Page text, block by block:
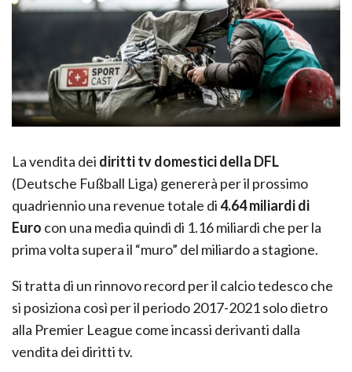
La vendita dei diritti tv domestici della DFL
(Deutsche Fußball Liga) genererà per il prossimo
quadriennio una revenue totale di4.64 miliardi di
Euro con una media quindi di 1.16 miliardi che per la
prima volta supera il “muro” del miliardo a stagione.
Si tratta di un rinnovo record per il calcio tedesco che
si posiziona così per il periodo 2017-2021 solo dietro
alla Premier League come incassi derivanti dalla
vendita dei diritti tv.